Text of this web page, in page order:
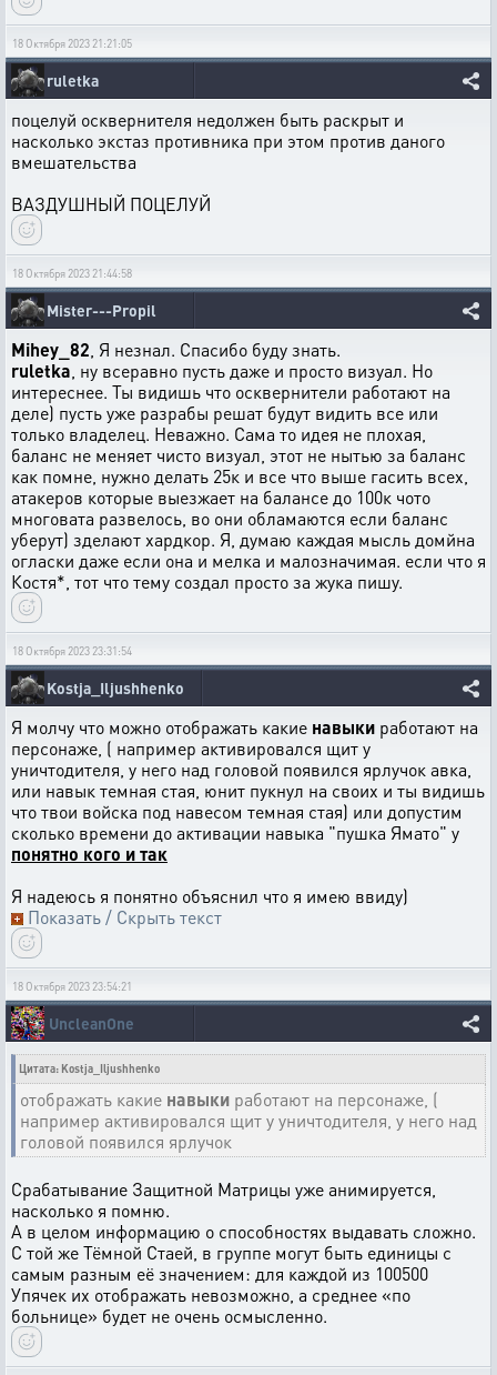
18 Октября 2023 21:21:05
ruletka
поцелуй осквернителя недолжен быть раскрыт и
насколько экстаз противника при этом против даного
вмешательства
ВАЗДУШНЫЙ ПОЦЕЛУЙ
18 Октября 2023 21:44:58
Mister---Propil
Mihey_82 , Я незнал. Спасибо буду знать.
ruletka , ну всеравно пусть даже и просто визуал. Но
интереснее. Ты видишь что осквернители работают на
деле) пусть уже разрабы решат будут видить все или
только владелец. Неважно. Сама то идея не плохая,
баланс не меняет чисто визуал, этот не нытью за баланс
как помне, нужно делать 25к и все что выше гасить всех,
атакеров которые выезжает на балансе до 100к чото
многовата развелось, во они обламаются если баланс
уберут) зделают хардкор. Я, думаю каждая мысль домйна
огласки даже если она и мелка и малозначимая. если что я
Костя*, тот что тему создал просто за жука пишу.
18 Октября 2023 23:31:54
Kostja_Iljushhenko
Я молчу что можно отображать какие навыки работают на
персонаже, ( например активировался щит у
уничтодителя, у него над головой появился ярлучок авка,
или навык темная стая, юнит пукнул на своих и ты видишь
что твои войска под навесом темная стая) или допустим
сколько времени до активации навыка "пушка Ямато" у
понятно кого и так
Я надеюсь я понятно объяснил что я имею ввиду)
Показать / Скрыть текст
18 Октября 2023 23:54:21
UncleanOne
Цитата: Kostja_Iljushhenko
отображать какие навыки работают на персонаже, (
например активировался щит у уничтодителя, у него над
головой появился ярлучок
Срабатывание Защитной Матрицы уже анимируется,
насколько я помню.
А в целом информацию о способностях выдавать сложно.
С той же Тёмной Стаей, в группе могут быть единицы с
самым разным её значением: для каждой из 100500
Упячек их отображать невозможно, а среднее «по
больнице» будет не очень осмысленно.